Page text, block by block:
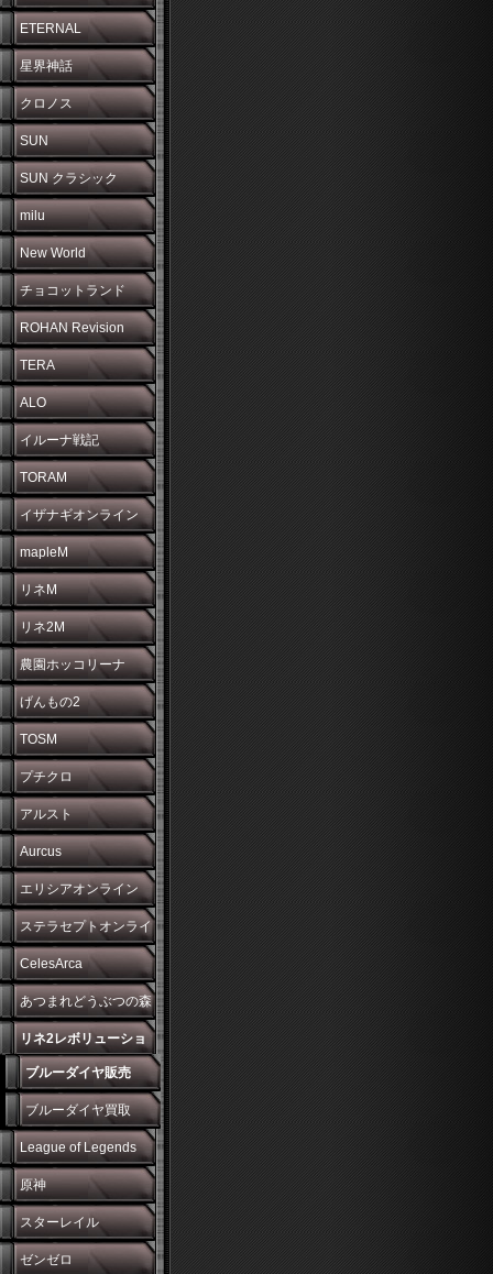
ETERNAL
星界神話
クロノス
SUN
SUN クラシック
milu
New World
チョコットランド
ROHAN Revision
TERA
ALO
イルーナ戦記
TORAM
イザナギオンライン
mapleM
リネM
リネ2M
農園ホッコリーナ
げんもの2
TOSM
プチクロ
アルスト
Aurcus
エリシアオンライン
ステラセプトオンライ
ン
CelesArca
あつまれどうぶつの森
リネ2レボリューショ
ンブルーダイヤ販売
ブルーダイヤ買取
League of Legends
原神
スターレイル
ゼンゼロ